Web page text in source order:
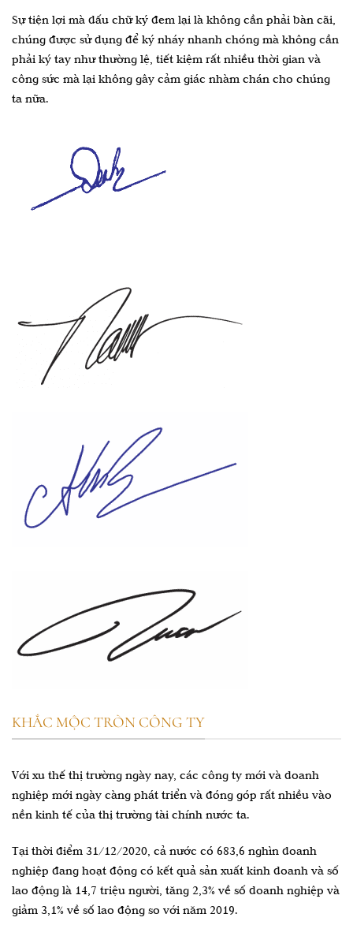
Sự tiện lợi mà dấu chữ ký đem lại là không cần phải bàn cãi,
chúng được sử dụng để ký nháy nhanh chóng mà không cần
phải ký tay như thường lệ, tiết kiệm rất nhiều thời gian và
công sức mà lại không gây cảm giác nhàm chán cho chúng
ta nữa.
KHẮC MỘC TRÒN CÔNG TY
Với xu thế thị trường ngày nay, các công ty mới và doanh
nghiệp mới ngày càng phát triển và đóng góp rất nhiều vào
nền kinh tế của thị trường tài chính nước ta.
Tại thời điểm 31/12/2020, cả nước có 683,6 nghìn doanh
nghiệp đang hoạt động có kết quả sản xuất kinh doanh và số
lao động là 14,7 triệu người, tăng 2,3% về số doanh nghiệp và
giảm 3,1% về số lao động so với năm 2019.